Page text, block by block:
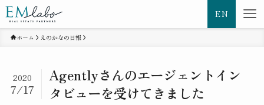
EN
ホーム えのかなの日報
Agentlyさんのエージェントイン
タビューを受けてきました
2020
7/17